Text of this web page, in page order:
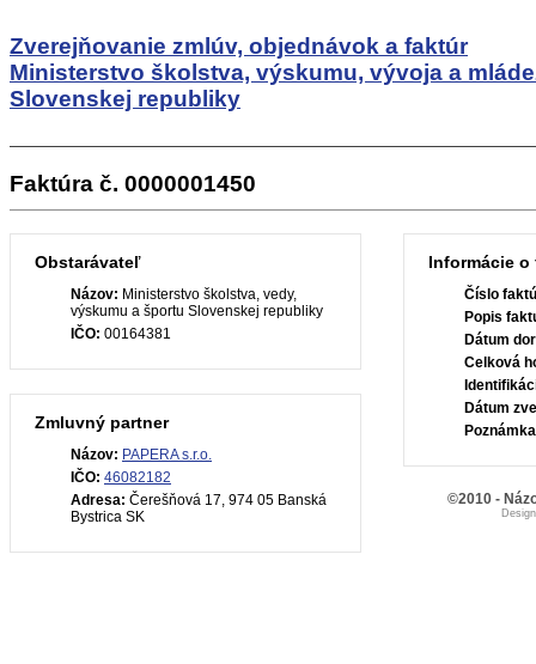
Zverejňovanie zmlúv, objednávok a faktúr
Ministerstvo školstva, výskumu, vývoja a
Slovenskej republiky
Faktúra č. 0000001450
Obstarávateľ
Názov: Ministerstvo školstva, vedy,
výskumu a športu Slovenskej republiky
IČO: 00164381
Zmluvný partner
Názov: PAPERA s.r.o.
IČO: 46082182
Adresa: Čerešňová 17, 974 05 Banská
Bystrica SK
Informácie o
Číslo
Popis
Dátum
Celková
Dátum
©2010 -